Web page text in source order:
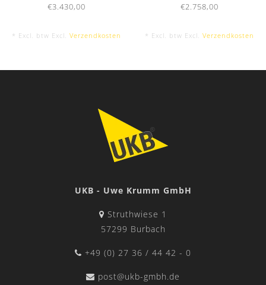
€3.430,00
* Excl. btw Excl. Verzendkosten
€2.758,00
* Excl. btw Excl. Verzendkosten
UKB - Uwe Krumm GmbH
Struthwiese 1
57299 Burbach
+49 (0) 27 36 / 44 42 - 0
post@ukb-gmbh.de